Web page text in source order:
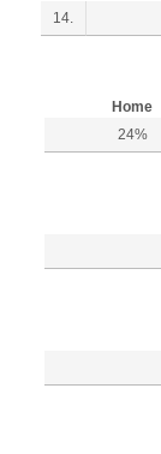
14.
Home
24%